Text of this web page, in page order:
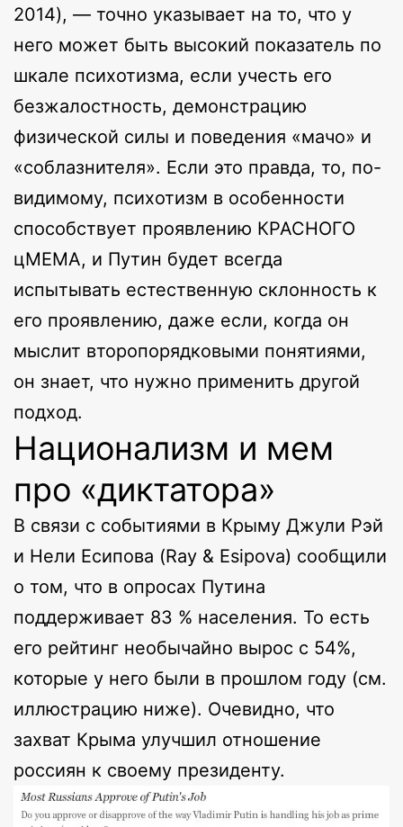
2014), — точно указывает на то, что у
него может быть высокий показатель по
шкале психотизма, если учесть его
безжалостность, демонстрацию
физической силы и поведения «мачо» и
«соблазнителя». Если это правда, то, по-
видимому, психотизм в особенности
способствует проявлению КРАСНОГО
цМЕМА, и Путин будет всегда
испытывать естественную склонность к
его проявлению, даже если, когда он
мыслит второпорядковыми понятиями,
он знает, что нужно применить другой
подход.
Национализм и мем
про «диктатора»
В связи с событиями в Крыму Джули Рэй
и Нели Есипова (Ray & Esipova) сообщили
о том, что в опросах Путина
поддерживает 83 % населения. То есть
его рейтинг необычайно вырос с 54%,
которые у него были в прошлом году (см.
иллюстрацию ниже). Очевидно, что
захват Крыма улучшил отношение
россиян к своему президенту.